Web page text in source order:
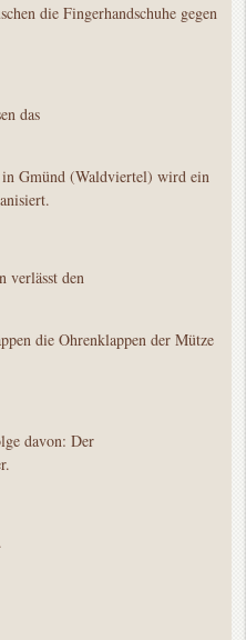
die Fingerhandschuhe gegen
das
Gmünd (Waldviertel) wird ein
verlässt den
die Ohrenklappen der Mütze
davon: Der